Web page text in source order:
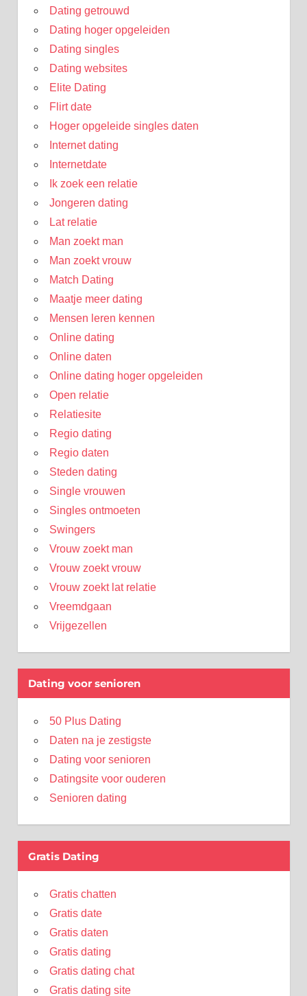
Dating getrouwd
Dating hoger opgeleiden
Dating singles
Dating websites
Elite Dating
Flirt date
Hoger opgeleide singles daten
Internet dating
Internetdate
Ik zoek een relatie
Jongeren dating
Lat relatie
Man zoekt man
Man zoekt vrouw
Match Dating
Maatje meer dating
Mensen leren kennen
Online dating
Online daten
Online dating hoger opgeleiden
Open relatie
Relatiesite
Regio dating
Regio daten
Steden dating
Single vrouwen
Singles ontmoeten
Swingers
Vrouw zoekt man
Vrouw zoekt vrouw
Vrouw zoekt lat relatie
Vreemdgaan
Vrijgezellen
Dating voor senioren
50 Plus Dating
Daten na je zestigste
Dating voor senioren
Datingsite voor ouderen
Senioren dating
Gratis Dating
Gratis chatten
Gratis date
Gratis daten
Gratis dating
Gratis dating chat
Gratis dating site